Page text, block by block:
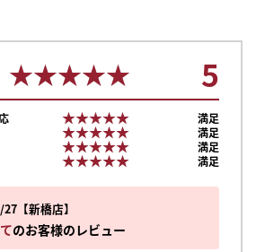
27 新橋店
のお客様のレビュー
★★★★★
★★★★★ 5
★★★★★
★★★★★
満足
★★★★★
★★★★★
満足
★★★★★
★★★★★
満足
★★★★★
★★★★★ 満足